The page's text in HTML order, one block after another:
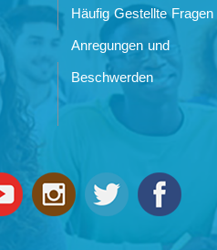
Häufig Gestellte Fragen
Anregungen und
Beschwerden